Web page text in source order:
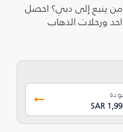
من ينبع إلى دبي؟ احصل
ورحلات الذهاب
SAR